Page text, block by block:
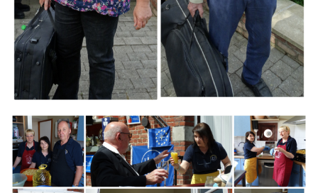
Branding
ARMCHAIR